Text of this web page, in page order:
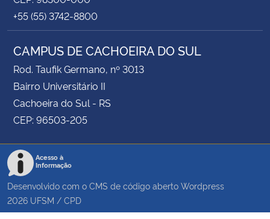
+55 (55) 3742-8800
CAMPUS DE CACHOEIRA DO SUL
Rod. Taufik Germano, nº 3013
Bairro Universitário II
Cachoeira do Sul - RS
CEP: 96503-205
Acesso à
Informação
Desenvolvido com o CMS de código aberto Wordpress
2026 UFSM / CPD